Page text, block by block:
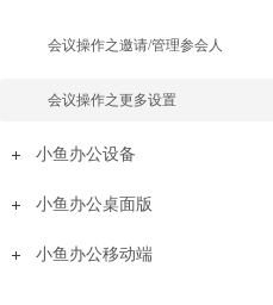
会议操作之邀请/管理参会人
会议操作之更多设置
小鱼办公设备
小鱼办公桌面版
小鱼办公移动端